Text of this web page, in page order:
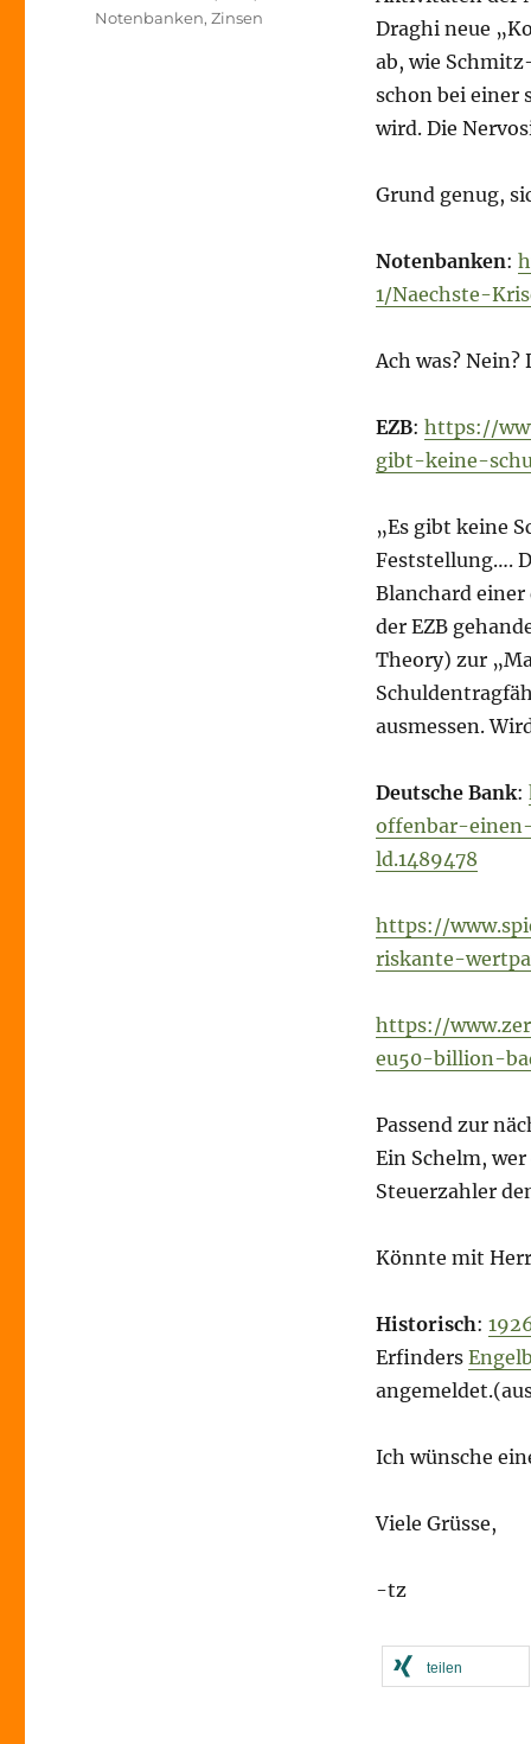
Draghi neue
ab, wie
schon bei einer
wird. Die
Grund genug,
Notenbanken:
1/Naechste-
Ach was?
EZB: https://
gibt-keine-
„Es gibt keine
Feststellung….
Blanchard einer
der EZB
Theory) zur
ausmessen.
Deutsche Bank:
offenbar-
ld.1489478
https://
riskante-
https://
eu50-billion-
Passend zur
Ein Schelm,
Steuerzahler
Könnte mit
Historisch:
Erfinders
Ich wünsche
Viele Grüsse,
-tz
teilen
Notenbanken,Zinsen